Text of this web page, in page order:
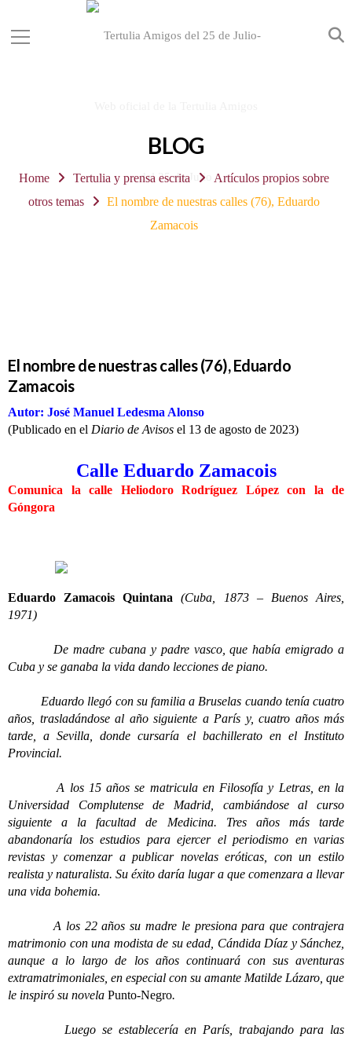
BLOG
Home Tertulia y prensa escrita
Artículos propios sobre
otros temas
El nombre de nuestras calles (76), Eduardo
Zamacois
El nombre de nuestras calles (76), Eduardo
Zamacois
Autor: José Manuel Ledesma Alonso
(Publicado en el Diario de Avisos el 13 de agosto de 2023)
Calle Eduardo Zamacois
Comunica la calle Heliodoro Rodríguez López con la de
Góngora
Eduardo Zamacois Quintana (Cuba, 1873 – Buenos Aires,
1971)
De madre cubana y padre vasco, que había emigrado a
Cuba y se ganaba la vida dando lecciones de piano.
Eduardo llegó con su familia a Bruselas cuando tenía cuatro
años, trasladándose al año siguiente a París y, cuatro años más
tarde, a Sevilla, donde cursaría el bachillerato en el Instituto
Provincial.
A los 15 años se matricula en Filosofía y Letras, en la
Universidad Complutense de Madrid, cambiándose al curso
siguiente a la facultad de Medicina. Tres años más tarde
abandonaría los estudios para ejercer el periodismo en varias
revistas y comenzar a publicar novelas eróticas, con un estilo
realista y naturalista. Su éxito daría lugar a que comenzara a llevar
una vida bohemia.
A los 22 años su madre le presiona para que contrajera
matrimonio con una modista de su edad, Cándida Díaz y Sánchez,
aunque a lo largo de los años continuará con sus aventuras
extramatrimoniales, en especial con su amante Matilde Lázaro, que
le inspiró su novela Punto-Negro.
Luego se establecería en París, trabajando para las